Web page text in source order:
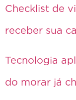
Checklist de
receber sua
Tecnologia
do morar já